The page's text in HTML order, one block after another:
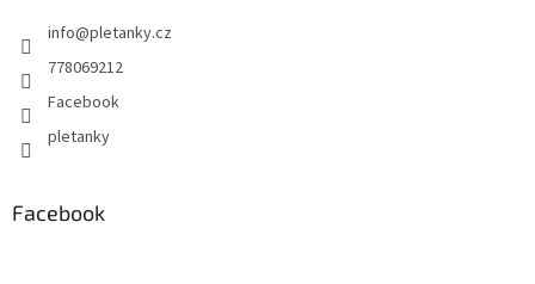
info@pletanky.cz
778069212
Facebook
pletanky
Facebook